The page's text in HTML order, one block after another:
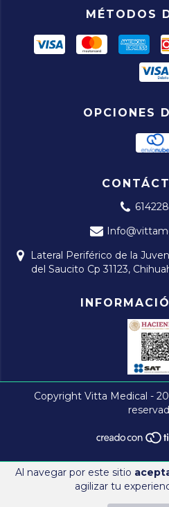
Al navegar por este sitio
agilizar tu
MÉTODOS
OPCIONES
Lateral Periférico de la
del Saucito Cp 31123,
Copyright Vitta Medical -